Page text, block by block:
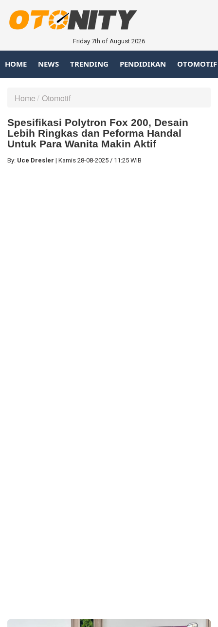
Friday 7th of August 2026
HOME NEWS TRENDING PENDIDIKAN OTOMOTIF
Home Otomotif
Spesifikasi Polytron Fox 200, Desain
Lebih Ringkas dan Peforma Handal
Untuk Para Wanita Makin Aktif
By: Uce Dresler | Kamis 28-08-2025 / 11:25 WIB